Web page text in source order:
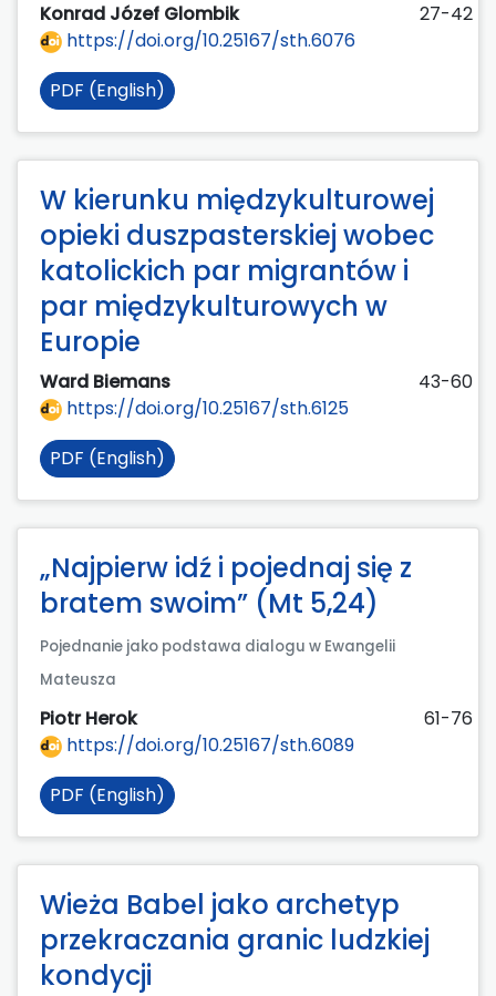
Konrad Józef Glombik
27-42
https://doi.org/10.25167/sth.6076
PDF (English)
W kierunku międzykulturowej
opieki duszpasterskiej wobec
katolickich par migrantów i
par międzykulturowych w
Europie
Ward Biemans
43-60
https://doi.org/10.25167/sth.6125
PDF (English)
„Najpierw idź i pojednaj się z
bratem swoim” (Mt 5,24)
Pojednanie jako podstawa dialogu w Ewangelii
Mateusza
Piotr Herok
61-76
https://doi.org/10.25167/sth.6089
PDF (English)
Wieża Babel jako archetyp
przekraczania granic ludzkiej
kondycji